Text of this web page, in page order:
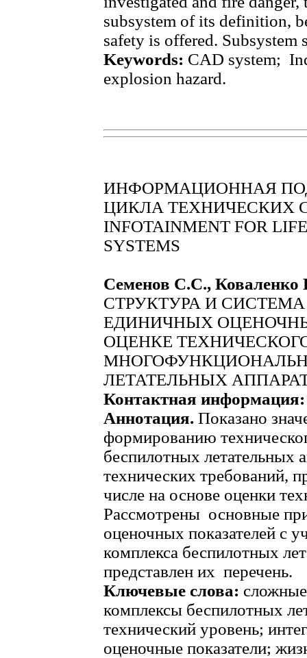
subsystem of its definition,
safety is offered. Subsystem
Keywords: CAD system;
explosion hazard.
ИНФОРМАЦИОННАЯ
ЦИКЛА ТЕХНИЧЕСКИХ
INFOTAINMENT FOR
SYSTEMS
Семенов С.С.,
СТРУКТУРА И
ЕДИНИЧНЫХ
ОЦЕНКЕ
ЛЕТАТЕЛЬНЫХ
Контактная
Аннотация. Показано
формированию
беспилотных летательных
технических требований,
числе на основе оценки
Рассмотрены основные
оценочных показателей с
комплекса беспилотных
представлен их перечень.
Ключевые слова:
комплексы беспилотных
технический уровень;
оценочные показатели;